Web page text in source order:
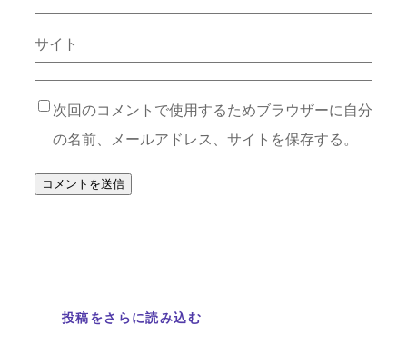
サイト
次回のコメントで使用するためブラウザーに自分
の名前、メールアドレス、サイトを保存する。
投稿をさらに読み込む